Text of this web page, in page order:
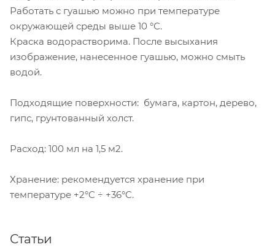
Работать с гуашью можно при температуре
окружающей среды выше 10 °С.
Краска водорастворима. После высыхания
изображение, нанесенное гуашью, можно смыть
водой.
Подходящие поверхности: бумага, картон, дерево,
гипс, грунтованный холст.
Расход: 100 мл на 1,5 м2.
Хранение: рекомендуется хранение при
температуре +2°C ÷ +36°C.
Статьи